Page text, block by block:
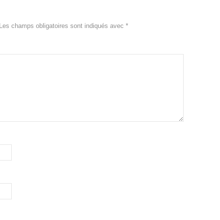
champs obligatoires sont indiqués avec *